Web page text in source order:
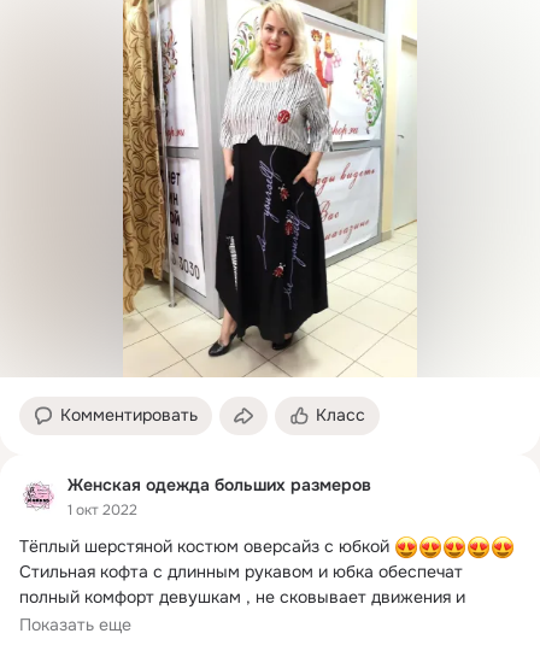
Состав ткани хлопок и вискоза
Комментировать Класс
Женская одежда больших размеров
1 окт 2022
Тёплый шерстяной костюм оверсайз с юбкой
Стильная кофта с длинным рукавом и юбка обеспечат
полный комфорт девушкам , не сковывает движения и
способны вписаться в любой стиль.
Показать еще